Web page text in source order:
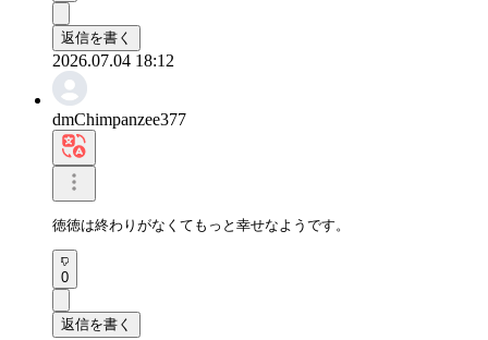
返信を書く
2026.07.04 18:12
dmChimpanzee377
徳徳は終わりがなくてもっと幸せなようです。
0
返信を書く